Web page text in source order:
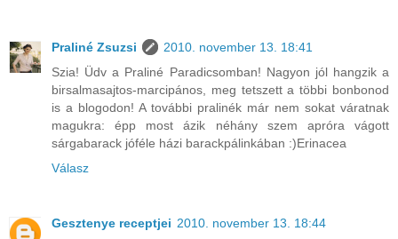
Praliné Zsuzsi
2010. november 13. 18:41
Szia! Üdv a Praliné Paradicsomban! Nagyon jól hangzik a
birsalmasajtos-marcipános, meg tetszett a többi bonbonod
is a blogodon! A további pralinék már nem sokat váratnak
magukra: épp most ázik néhány szem apróra vágott
sárgabarack jóféle házi barackpálinkában :)Erinacea
Válasz
Gesztenye receptjei 2010. november 13. 18:44